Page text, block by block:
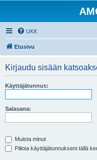
UKK
Etusivu
Kirjaudu sisään
Käyttäjätunnus:
Salasana:
Muista minut
Piilota käyttäjätunnukseni tällä